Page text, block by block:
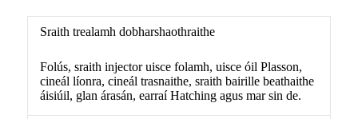
Sraith trealamh dobharshaothraithe
Folús, sraith injector uisce folamh, uisce óil Plasson,
cineál líonra, cineál trasnaithe, sraith bairille beathaithe
áisiúil, glan árasán, earraí Hatching agus mar sin de.